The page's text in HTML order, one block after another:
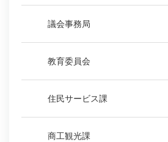
議会事務局
教育委員会
住民サービス課
商工観光課